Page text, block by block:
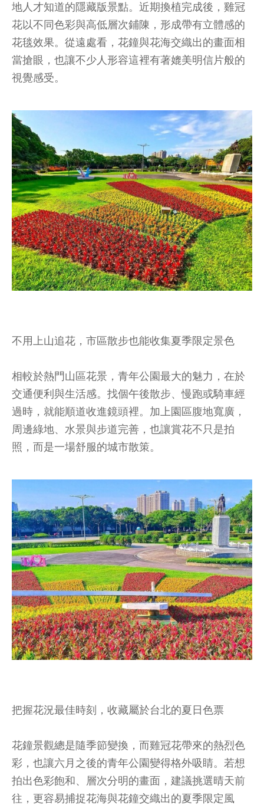
地人才知道的隱藏版景點。近期換植完成後，雞冠
花以不同色彩與高低層次鋪陳，形成帶有立體感的
花毯效果。從遠處看，花鐘與花海交織出的畫面相
當搶眼，也讓不少人形容這裡有著媲美明信片般的
視覺感受。
不用上山追花，市區散步也能收集夏季限定景色
相較於熱門山區花景，青年公園最大的魅力，在於
交通便利與生活感。找個午後散步、慢跑或騎車經
過時，就能順道收進鏡頭裡。加上園區腹地寬廣，
周邊綠地、水景與步道完善，也讓賞花不只是拍
照，而是一場舒服的城市散策。
把握花況最佳時刻，收藏屬於台北的夏日色票
花鐘景觀總是隨季節變換，而雞冠花帶來的熱烈色
彩，也讓六月之後的青年公園變得格外吸睛。若想
拍出色彩飽和、層次分明的畫面，建議挑選晴天前
往，更容易捕捉花海與花鐘交織出的夏季限定風